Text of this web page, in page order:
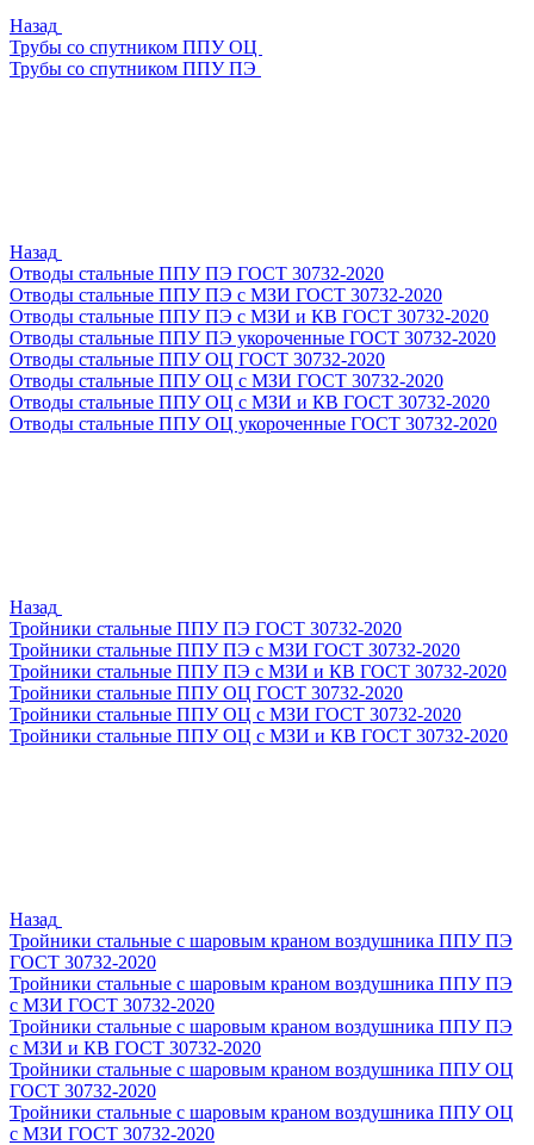
Назад
Трубы со спутником ППУ ОЦ
Трубы со спутником ППУ ПЭ
Назад
Отводы стальные ППУ ПЭ ГОСТ 30732-2020
Отводы стальные ППУ ПЭ с МЗИ ГОСТ 30732-2020
Отводы стальные ППУ ПЭ с МЗИ и КВ ГОСТ 30732-2020
Отводы стальные ППУ ПЭ укороченные ГОСТ 30732-2020
Отводы стальные ППУ ОЦ ГОСТ 30732-2020
Отводы стальные ППУ ОЦ с МЗИ ГОСТ 30732-2020
Отводы стальные ППУ ОЦ с МЗИ и КВ ГОСТ 30732-2020
Отводы стальные ППУ ОЦ укороченные ГОСТ 30732-2020
Назад
Тройники стальные ППУ ПЭ ГОСТ 30732-2020
Тройники стальные ППУ ПЭ с МЗИ ГОСТ 30732-2020
Тройники стальные ППУ ПЭ с МЗИ и КВ ГОСТ 30732-2020
Тройники стальные ППУ ОЦ ГОСТ 30732-2020
Тройники стальные ППУ ОЦ с МЗИ ГОСТ 30732-2020
Тройники стальные ППУ ОЦ с МЗИ и КВ ГОСТ 30732-2020
Назад
Тройники стальные с шаровым краном воздушника ППУ ПЭ
ГОСТ 30732-2020
Тройники стальные с шаровым краном воздушника ППУ ПЭ
с МЗИ ГОСТ 30732-2020
Тройники стальные с шаровым краном воздушника ППУ ПЭ
с МЗИ и КВ ГОСТ 30732-2020
Тройники стальные с шаровым краном воздушника ППУ ОЦ
ГОСТ 30732-2020
Тройники стальные с шаровым краном воздушника ППУ ОЦ
с МЗИ ГОСТ 30732-2020